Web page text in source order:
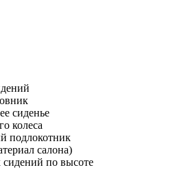
сиденье
колеса
подлокотник
салона)
сидений по высоте